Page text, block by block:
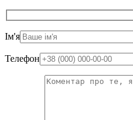
Ім'я
Телефон